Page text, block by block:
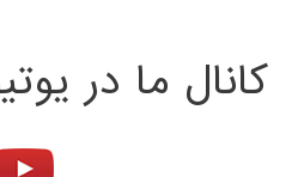
کانال ما در